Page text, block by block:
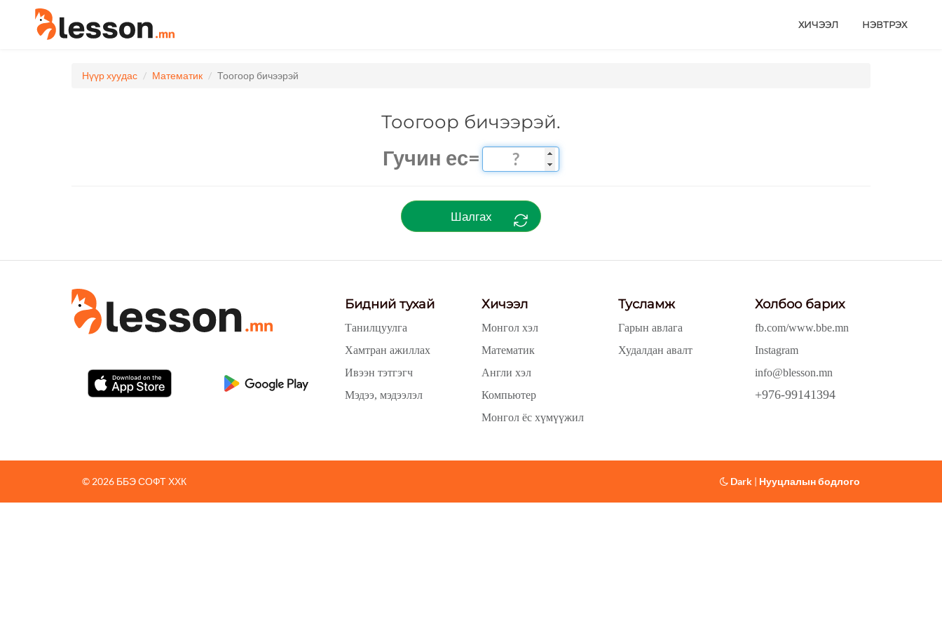
ХИЧЭЭЛ НЭВТРЭХ
Нүүр хуудас Математик Тоогоор бичээрэй
Тоогоор бичээрэй.
Гучин ес=
Шалгах
Бидний тухай
Танилцуулга
Хамтран ажиллах
Ивээн тэтгэгч
Мэдээ, мэдээлэл
Хичээл
Монгол хэл
Математик
Англи хэл
Компьютер
Монгол ёс хүмүүжил
Тусламж
Гарын авлага
Худалдан авалт
Холбоо барих
fb.com/www.bbe.mn
Instagram
info@blesson.mn
+976-99141394
© 2026 ББЭ СОФТ ХХК Dark | Нууцлалын бодлого